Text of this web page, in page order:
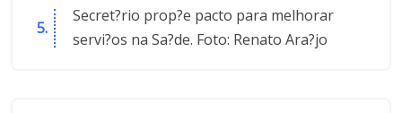
Secret?rio prop?e pacto para melhorar
servi?os na Sa?de. Foto: Renato Ara?jo